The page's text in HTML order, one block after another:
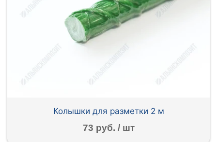
Колышки для разметки 2 м
73 руб. / шт